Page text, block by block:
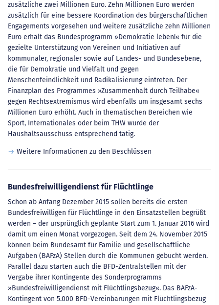
zusätzliche zwei Millionen Euro. Zehn Millionen Euro werden
zusätzlich für eine bessere Koordination des bürgerschaftlichen
Engagements vorgesehen und weitere zusätzliche zehn Millionen
Euro erhält das Bundesprogramm »Demokratie leben!« für die
gezielte Unterstützung von Vereinen und Initiativen auf
kommunaler, regionaler sowie auf Landes- und Bundesebene,
die für Demokratie und Vielfalt und gegen
Menschenfeindlichkeit und Radikalisierung eintreten. Der
Finanzplan des Programmes »Zusammenhalt durch Teilhabe«
gegen Rechtsextremismus wird ebenfalls um insgesamt sechs
Millionen Euro erhöht. Auch in thematischen Bereichen wie
Sport, Internationales oder beim THW wurde der
Haushaltsausschuss entsprechend tätig.
Weitere Informationen zu den Beschlüssen
Bundesfreiwilligendienst für Flüchtlinge
Schon ab Anfang Dezember 2015 sollen bereits die ersten
Bundesfreiwilligen für Flüchtlinge in den Einsatzstellen begrüßt
werden – der ursprünglich geplante Start zum 1. Januar 2016 wird
damit um einen Monat vorgezogen. Seit dem 24. November 2015
können beim Bundesamt für Familie und gesellschaftliche
Aufgaben (BAFzA) Stellen durch die Kommunen gebucht werden.
Parallel dazu starten auch die BFD-Zentralstellen mit der
Vergabe ihrer Kontingente des Sonderprogramms
»Bundesfreiwilligendienst mit Flüchtlingsbezug«. Das BAFzA-
Kontingent von 5.000 BFD-Vereinbarungen mit Flüchtlingsbezug